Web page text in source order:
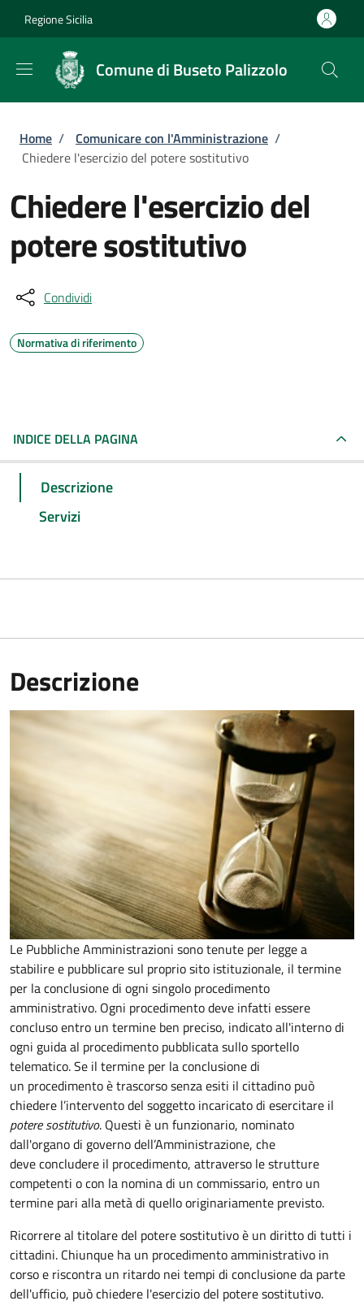
Regione Sicilia
Comune di Buseto Palizzolo
Briciole di pane
Home / Comunicare con l'Amministrazione /
Chiedere l'esercizio del potere sostitutivo
Chiedere l'esercizio del
potere sostitutivo
Condividi
Normativa di riferimento
INDICE DELLA PAGINA
Descrizione
Servizi
Descrizione
Le Pubbliche Amministrazioni sono tenute per legge a
stabilire e pubblicare sul proprio sito istituzionale, il termine
per la conclusione di ogni singolo procedimento
amministrativo. Ogni procedimento deve infatti essere
concluso entro un termine ben preciso, indicato all'interno di
ogni guida al procedimento pubblicata sullo sportello
telematico. Se il termine per la conclusione di
un procedimento è trascorso senza esiti il cittadino può
chiedere l’intervento del soggetto incaricato di esercitare il
potere sostitutivo. Questi è un funzionario, nominato
dall'organo di governo dell’Amministrazione, che
deve concludere il procedimento, attraverso le strutture
competenti o con la nomina di un commissario, entro un
termine pari alla metà di quello originariamente previsto.
Ricorrere al titolare del potere sostitutivo è un diritto di tutti i
cittadini. Chiunque ha un procedimento amministrativo in
corso e riscontra un ritardo nei tempi di conclusione da parte
dell'ufficio, può chiedere l'esercizio del potere sostitutivo.